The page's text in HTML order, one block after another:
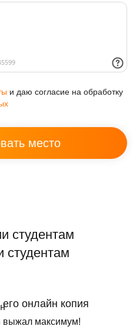
и даю согласие на обработку
студентам
онлайн копия
выжал максимум!